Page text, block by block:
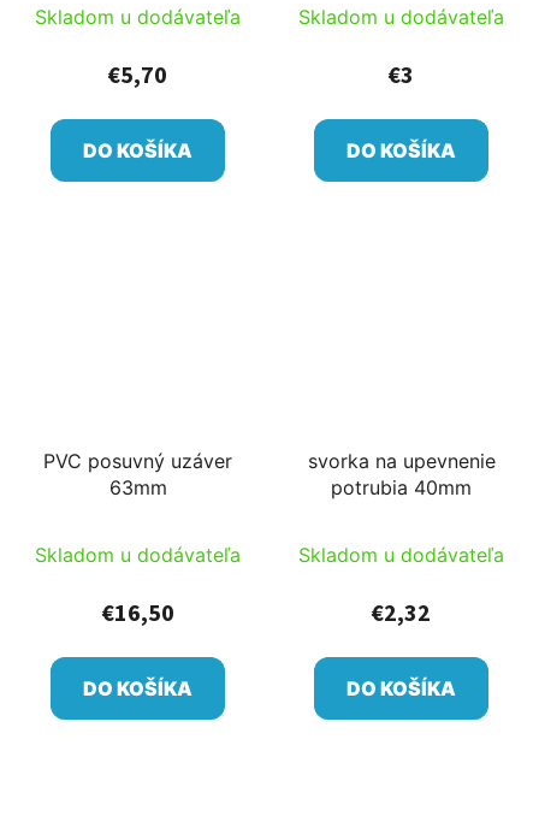
Skladom u dodávateľa
€5,70
DO KOŠÍKA
Skladom u dodávateľa
€3
DO KOŠÍKA
PVC posuvný uzáver
63mm
Skladom u dodávateľa
€16,50
DO KOŠÍKA
svorka na upevnenie
potrubia 40mm
Skladom u dodávateľa
€2,32
DO KOŠÍKA